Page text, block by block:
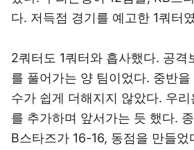
다. 저득점 경기를 예고한 1쿼터
2쿼터도 1쿼터와 흡사했다. 공격
를 풀어가는 양 팀이었다. 중반
수가 쉽게 더해지지 않았다. 우
를 추가하며 앞서가는 듯 했다.
B스타즈가 16-16, 동점을 만들었